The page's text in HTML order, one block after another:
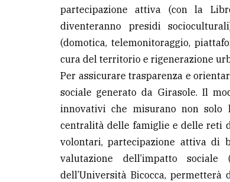
partecipazione attiva (con la
diventeranno presidi
(domotica, telemonitoraggio,
cura del territorio e rigenerazione
Per assicurare trasparenza e
sociale generato da Girasole. Il
innovativi che misurano non solo
centralità delle famiglie e delle reti
volontari, partecipazione attiva di
valutazione dell’impatto
dell’Università Bicocca,